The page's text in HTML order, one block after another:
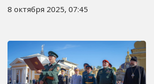
8 октября 2025, 07:45